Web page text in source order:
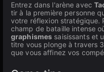
Entrez dans l'arène avec
tir à la première personne
votre réflexion stratégique.
champ de bataille intense
graphismes saisissants et
titre vous plonge à travers
que vous affinez vos